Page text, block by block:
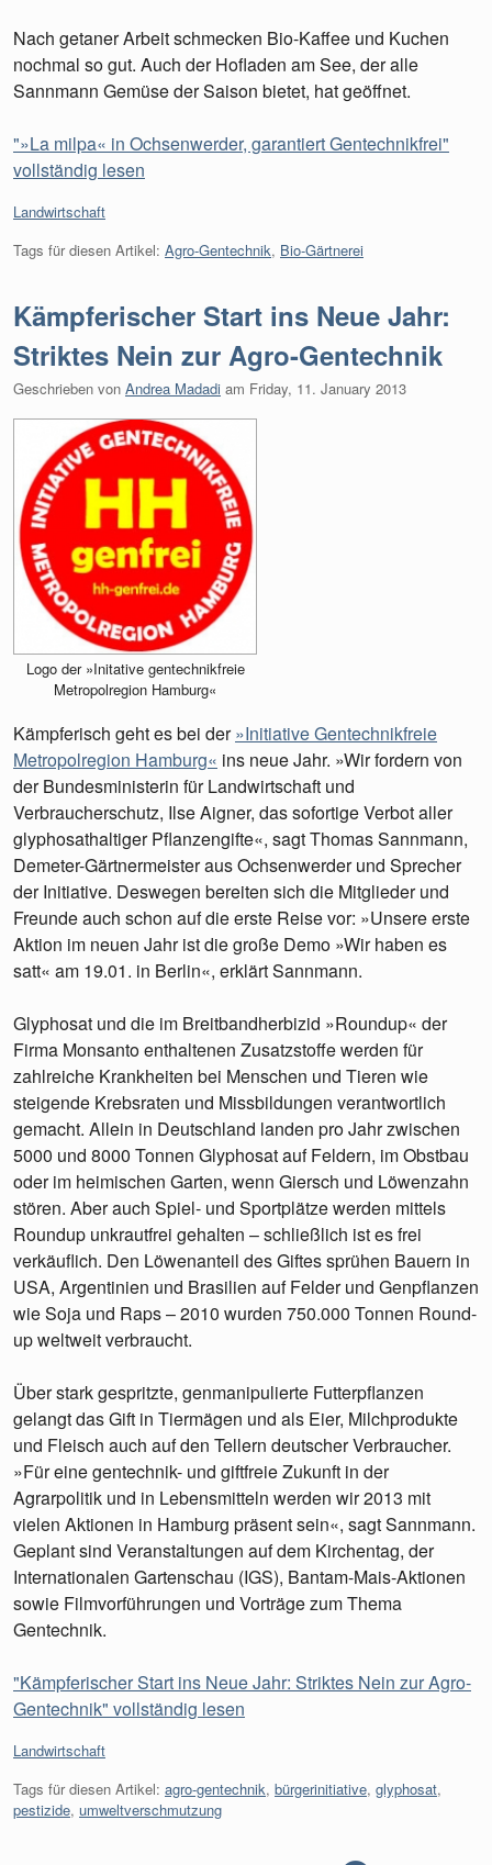
Nach getaner Arbeit schmecken Bio-Kaffee und Kuchen
nochmal so gut. Auch der Hofladen am See, der alle
Sannmann Gemüse der Saison bietet, hat geöffnet.
"»La milpa« in Ochsenwerder, garantiert Gentechnikfrei"
vollständig lesen
Kategorien:
Landwirtschaft
Tags für diesen Artikel: Agro-Gentechnik, Bio-Gärtnerei
Kämpferischer Start ins Neue Jahr:
Striktes Nein zur Agro-Gentechnik
Geschrieben von Andrea Madadi am Friday, 11. January 2013
Logo der »Initative gentechnikfreie
Metropolregion Hamburg«
Kämpferisch geht es bei der»Initiative Gentechnikfreie
Metropolregion Hamburg« ins neue Jahr. »Wir fordern von
der Bundesministerin für Landwirtschaft und
Verbraucherschutz, Ilse Aigner, das sofortige Verbot aller
glyphosathaltiger Pflanzengifte«, sagt Thomas Sannmann,
Demeter-Gärtnermeister aus Ochsenwerder und Sprecher
der Initiative. Deswegen bereiten sich die Mitglieder und
Freunde auch schon auf die erste Reise vor: »Unsere erste
Aktion im neuen Jahr ist die große Demo »Wir haben es
satt« am 19.01. in Berlin«, erklärt Sannmann.
Glyphosat und die im Breitbandherbizid »Roundup« der
Firma Monsanto enthaltenen Zusatzstoffe werden für
zahlreiche Krankheiten bei Menschen und Tieren wie
steigende Krebsraten und Missbildungen verantwortlich
gemacht. Allein in Deutschland landen pro Jahr zwischen
5000 und 8000 Tonnen Glyphosat auf Feldern, im Obstbau
oder im heimischen Garten, wenn Giersch und Löwenzahn
stören. Aber auch Spiel- und Sportplätze werden mittels
Roundup unkrautfrei gehalten – schließlich ist es frei
verkäuflich. Den Löwenanteil des Giftes sprühen Bauern in
USA, Argentinien und Brasilien auf Felder und Genpflanzen
wie Soja und Raps – 2010 wurden 750.000 Tonnen Round-
up weltweit verbraucht.
Über stark gespritzte, genmanipulierte Futterpflanzen
gelangt das Gift in Tiermägen und als Eier, Milchprodukte
und Fleisch auch auf den Tellern deutscher Verbraucher.
»Für eine gentechnik- und giftfreie Zukunft in der
Agrarpolitik und in Lebensmitteln werden wir 2013 mit
vielen Aktionen in Hamburg präsent sein«, sagt Sannmann.
Geplant sind Veranstaltungen auf dem Kirchentag, der
Internationalen Gartenschau (IGS), Bantam-Mais-Aktionen
sowie Filmvorführungen und Vorträge zum Thema
Gentechnik.
"Kämpferischer Start ins Neue Jahr: Striktes Nein zur Agro-
Gentechnik" vollständig lesen
Kategorien:
Landwirtschaft
Tags für diesen Artikel: agro-gentechnik, bürgerinitiative, glyphosat,
pestizide, umweltverschmutzung